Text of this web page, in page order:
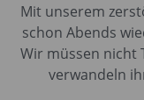
Mit unserem
schon Abends
Wir müssen nicht
verwandeln